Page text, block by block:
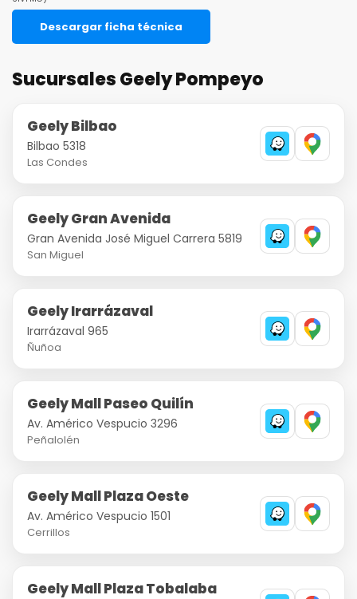
Descargar ficha técnica
Sucursales Geely Pompeyo
Geely Bilbao
Bilbao 5318
Las Condes
Geely Gran Avenida
Gran Avenida José Miguel Carrera 5819
San Miguel
Geely Irarrázaval
Irarrázaval 965
Ñuñoa
Geely Mall Paseo Quilín
Av. Américo Vespucio 3296
Peñalolén
Geely Mall Plaza Oeste
Av. Américo Vespucio 1501
Cerrillos
Geely Mall Plaza Tobalaba